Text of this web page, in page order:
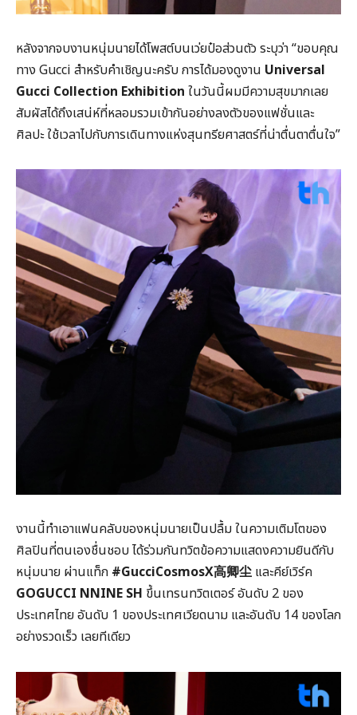
หลังจากจบงานหนุ่มนายได้โพสต์บนเว่ยป๋อส่วนตัว ระบุว่า “ขอบคุณ
ทาง Gucci สำหรับคำเชิญนะครับ การได้มองดูงาน Universal
Gucci Collection Exhibition ในวันนี้ผมมีความสุขมากเลย
สัมผัสได้ถึงเสน่ห์ที่หลอมรวมเข้ากันอย่างลงตัวของแฟชั่นและ
ศิลปะ ใช้เวลาไปกับการเดินทางแห่งสุนทรียศาสตร์ที่น่าตื่นตาตื่นใจ”
งานนี้ทำเอาแฟนคลับของหนุ่มนายเป็นปลื้ม ในความเติมโตของ
ศิลปินที่ตนเองชื่นชอบ ได้ร่วมกันทวิตข้อความแสดงความยินดีกับ
หนุ่มนาย ผ่านแท็ก #GucciCosmosX高卿尘 และคีย์เวิร์ค
GOGUCCI NNINE SH ขึ้นเทรนทวิตเตอร์ อันดับ 2 ของ
ประเทศไทย อันดับ 1 ของประเทศเวียดนาม และอันดับ 14 ของโลก
อย่างรวดเร็ว เลยทีเดียว